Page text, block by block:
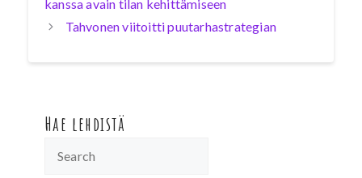
kanssa avain tilan kehittämiseen
Tahvonen viitoitti puutarhastrategian
Hae lehdistä